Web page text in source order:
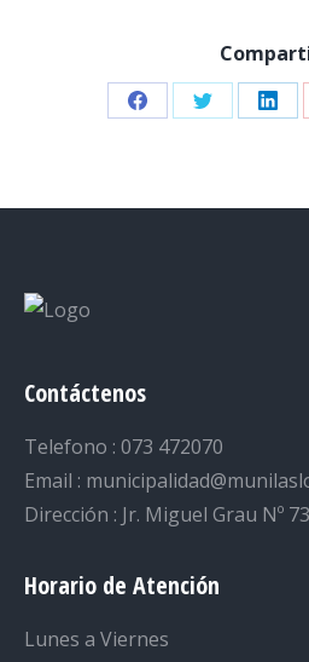
Share Share
Contáctenos
Telefono : 073 472070
Email :
Dirección : Jr. Miguel Grau Nº
Horario de Atención
Lunes a Viernes